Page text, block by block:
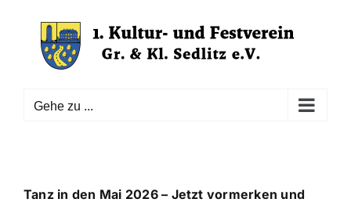
springen
Gehe zu ...
Tanz in den Mai 2026 – Jetzt vormerken und